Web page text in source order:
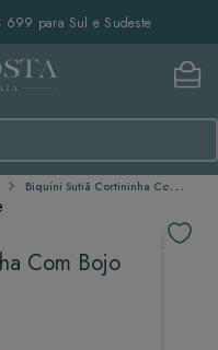
699 para Sul e Sudeste
Biquíni Sutiã Cortininha Com Bojo Removível - Litoral
Com Bojo